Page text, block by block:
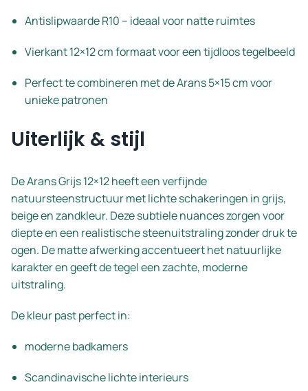
Antislipwaarde R10 – ideaal voor natte ruimtes
Vierkant 12×12 cm formaat voor een tijdloos tegelbeeld
Perfect te combineren met de Arans 5×15 cm voor
unieke patronen
Uiterlijk & stijl
De Arans Grijs 12×12 heeft een verfijnde
natuursteenstructuur met lichte schakeringen in grijs,
beige en zandkleur. Deze subtiele nuances zorgen voor
diepte en een realistische steenuitstraling zonder druk te
ogen. De matte afwerking accentueert het natuurlijke
karakter en geeft de tegel een zachte, moderne
uitstraling.
De kleur past perfect in:
moderne badkamers
Scandinavische lichte interieurs